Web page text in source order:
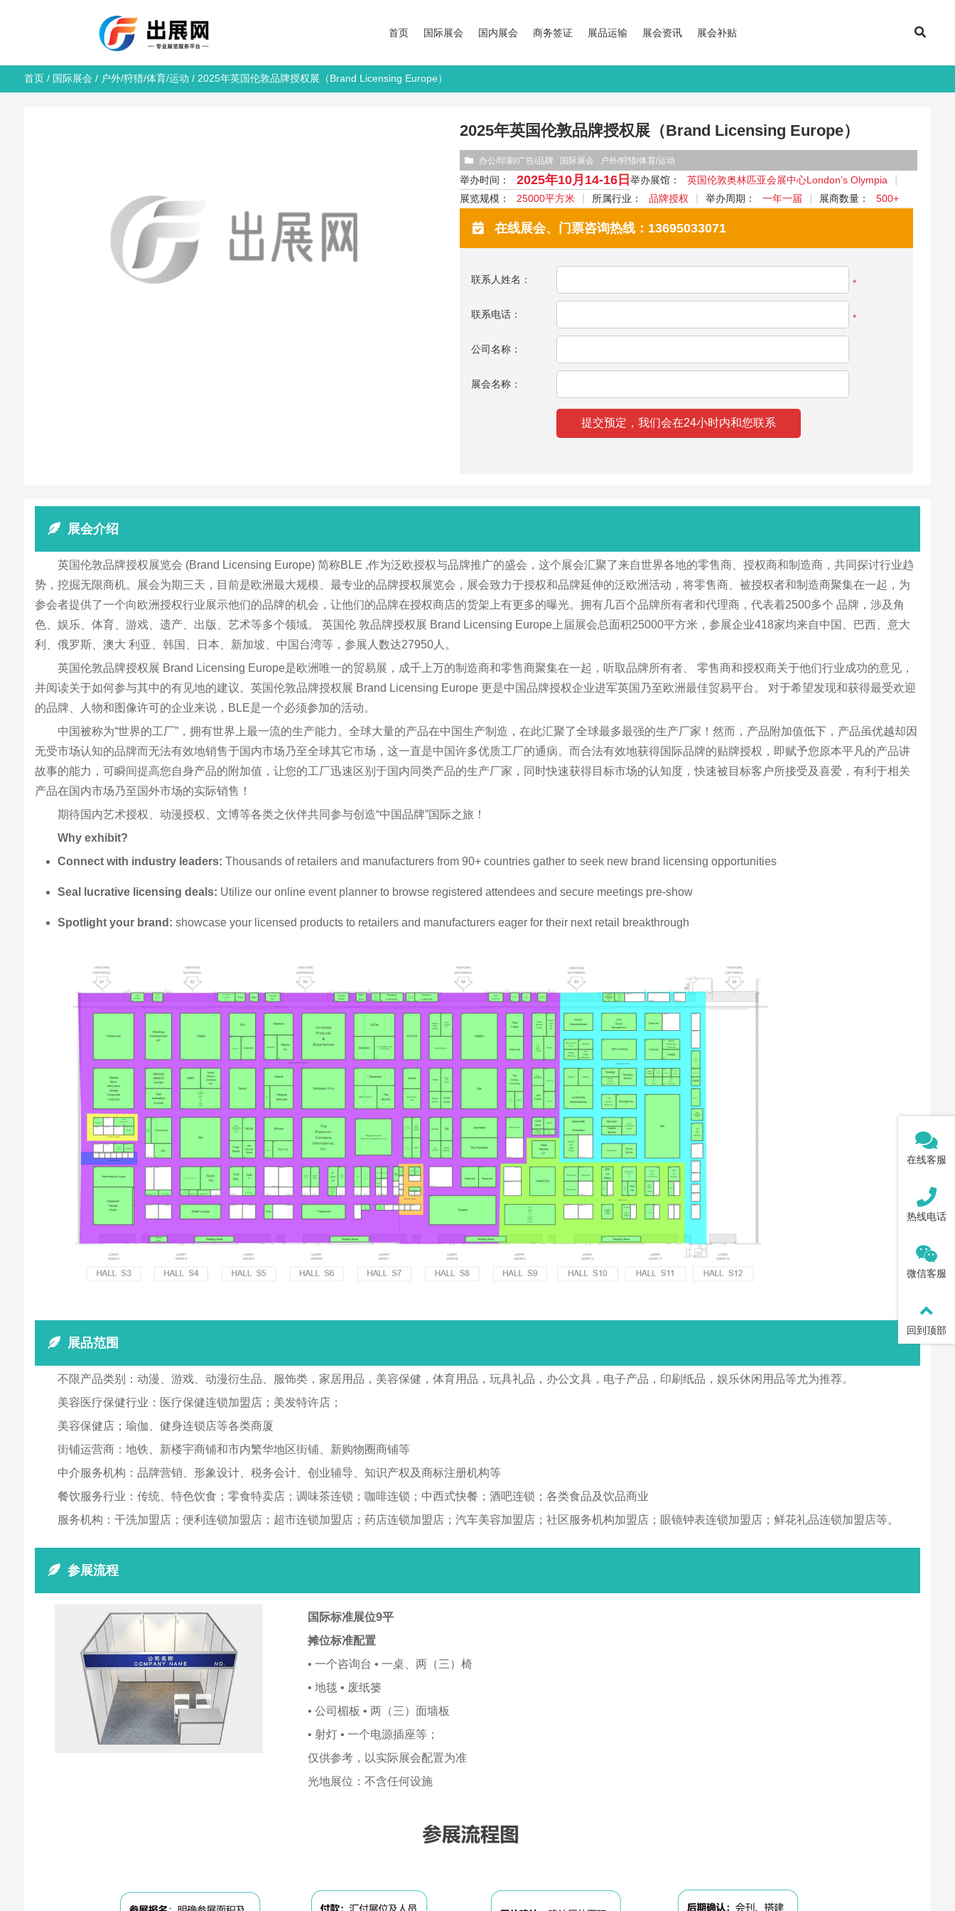
首页 国际展会 国内展会 商务签证 展品运输 展会资讯 展会补贴
首页/ 国际展会 / 户外/狩猎/体育/运动 / 2025年英国伦敦品牌授权展（Brand Licensing Europe）
2025年英国伦敦品牌授权展（Brand Licensing Europe）
办公/印刷/广告/品牌 国际展会 户外/狩猎/体育/运动
举办时间： 2025年10月14-16日举办展馆：
英国伦敦奥林匹亚会展中心London’s Olympia
展览规模：
25000平方米 所属行业： 品牌授权 举办周期： 一年一届 展商数量： 500+
在线展会、门票咨询热线：13695033071
联系人姓名： *
联系电话： *
公司名称：
展会名称：
展会介绍
英国伦敦品牌授权展览会 (Brand Licensing Europe) 简称BLE ,作为泛欧授权与品牌推广的盛会，这个展会汇聚了来自世界各地的零售商、授权商和制造商，共同探讨行业趋
势，挖掘无限商机。展会为期三天，目前是欧洲最大规模、最专业的品牌授权展览会，展会致力于授权和品牌延伸的泛欧洲活动，将零售商、被授权者和制造商聚集在一起，为
参会者提供了一个向欧洲授权行业展示他们的品牌的机会，让他们的品牌在授权商店的货架上有更多的曝光。拥有几百个品牌所有者和代理商，代表着2500多个 品牌，涉及角
色、娱乐、体育、游戏、遗产、出版、艺术等多个领域。 英国伦 敦品牌授权展 Brand Licensing Europe上届展会总面积25000平方米，参展企业418家均来自中国、巴西、意大
利、俄罗斯、澳大 利亚、韩国、日本、新加坡、中国台湾等，参展人数达27950人。
英国伦敦品牌授权展 Brand Licensing Europe是欧洲唯一的贸易展，成千上万的制造商和零售商聚集在一起，听取品牌所有者、 零售商和授权商关于他们行业成功的意见，
并阅读关于如何参与其中的有见地的建议。英国伦敦品牌授权展 Brand Licensing Europe 更是中国品牌授权企业进军英国乃至欧洲最佳贸易平台。 对于希望发现和获得最受欢迎
的品牌、人物和图像许可的企业来说，BLE是一个必须参加的活动。
中国被称为“世界的工厂”，拥有世界上最一流的生产能力。全球大量的产品在中国生产制造，在此汇聚了全球最多最强的生产厂家！然而，产品附加值低下，产品虽优越却因
无受市场认知的品牌而无法有效地销售于国内市场乃至全球其它市场，这一直是中国许多优质工厂的通病。而合法有效地获得国际品牌的贴牌授权，即赋予您原本平凡的产品讲
故事的能力，可瞬间提高您自身产品的附加值，让您的工厂迅速区别于国内同类产品的生产厂家，同时快速获得目标市场的认知度，快速被目标客户所接受及喜爱，有利于相关
产品在国内市场乃至国外市场的实际销售！
期待国内艺术授权、动漫授权、文博等各类之伙伴共同参与创造“中国品牌”国际之旅！
Why exhibit?
Connect with industry leaders: Thousands of retailers and manufacturers from 90+ countries gather to seek new brand licensing opportunities
Seal lucrative licensing deals: Utilize our online event planner to browse registered attendees and secure meetings pre-show
Spotlight your brand: showcase your licensed products to retailers and manufacturers eager for their next retail breakthrough
展品范围
不限产品类别：动漫、游戏、动漫衍生品、服饰类，家居用品，美容保健，体育用品，玩具礼品，办公文具，电子产品，印刷纸品，娱乐休闲用品等尤为推荐。
美容医疗保健行业：医疗保健连锁加盟店；美发特许店；
美容保健店；瑜伽、健身连锁店等各类商厦
街铺运营商：地铁、新楼宇商铺和市内繁华地区街铺、新购物圈商铺等
中介服务机构：品牌营销、形象设计、税务会计、创业辅导、知识产权及商标注册机构等
餐饮服务行业：传统、特色饮食；零食特卖店；调味茶连锁；咖啡连锁；中西式快餐；酒吧连锁；各类食品及饮品商业
服务机构：干洗加盟店；便利连锁加盟店；超市连锁加盟店；药店连锁加盟店；汽车美容加盟店；社区服务机构加盟店；眼镜钟表连锁加盟店；鲜花礼品连锁加盟店等。
参展流程
国际标准展位9平
摊位标准配置
• 一个咨询台 • 一桌、两（三）椅
• 地毯 • 废纸篓
• 公司楣板 • 两（三）面墙板
• 射灯 • 一个电源插座等；
仅供参考，以实际展会配置为准
光地展位：不含任何设施
在线客服
热线电话
微信客服
回到顶部